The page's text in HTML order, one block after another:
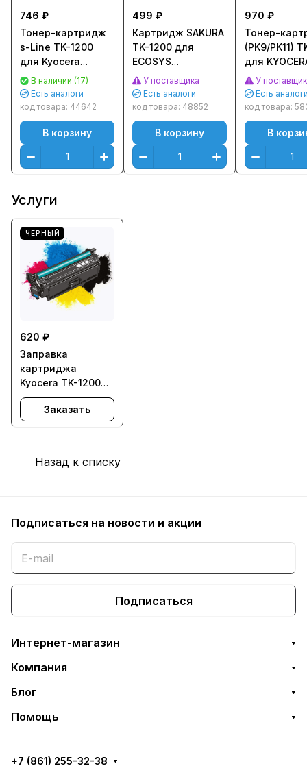
746 ₽
Тонер-картридж
s-Line TK-1200
для Kyocera
ECOSYS P2335
(3000стр.) - с
чипом
В наличии (17)
Есть аналоги
код товара: 44642
В корзину
499 ₽
Картридж SAKURA
TK-1200 для
ECOSYS
P2335/M2235dn/
M2735dn/
M2835dw
(3000стр.)
SATK1200
У поставщика
Есть аналоги
код товара: 48852
В корзину
970 ₽
Тонер-
(PK9/PK11)
для
ECOSYS
(CET), 116г,
CET131040
У
Есть
код товара:
В
Услуги
ЧЕРНЫЙ
620 ₽
Заправка
картриджа
Kyocera TK-1200
для ECOSYS
M2235dn,
Заказать
Назад к списку
Подписаться на новости и акции
Подписаться
Интернет-магазин
Компания
Блог
Помощь
+7 (861) 255-32-38